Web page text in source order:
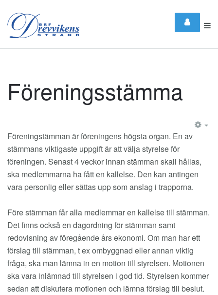
Föreningsstämma
Föreningstämman är föreningens högsta organ. En av
stämmans viktigaste uppgift är att välja styrelse för
föreningen. Senast 4 veckor innan stämman skall hållas,
ska medlemmarna ha fått en kallelse. Den kan antingen
vara personlig eller sättas upp som anslag i trapporna.
Före stämman får alla medlemmar en kallelse till stämman.
Det finns också en dagordning för stämman samt
redovisning av föregående års ekonomi. Om man har ett
förslag till stämman, t ex ombyggnad eller annan viktig
fråga, ska man lämna in en motion till styrelsen. Motionen
ska vara inlämnad till styrelsen i god tid. Styrelsen kommer
sedan att diskutera motionen och lämna förslag till beslut.